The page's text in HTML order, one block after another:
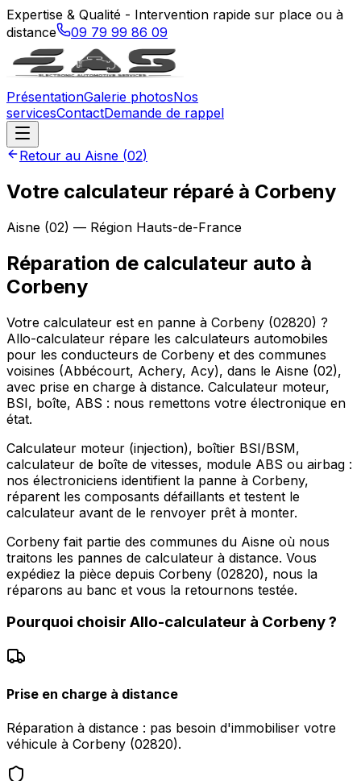
Expertise & Qualité - Intervention rapide sur place ou à
distance
09 79 99 86 09
PrésentationGalerie photosNos
servicesContactDemande de rappel
Retour au Aisne (02)
Votre calculateur réparé à Corbeny
Aisne (02) — Région Hauts-de-France
Réparation de calculateur auto à
Corbeny
Votre calculateur est en panne à Corbeny (02820) ?
Allo-calculateur répare les calculateurs automobiles
pour les conducteurs de Corbeny et des communes
voisines (Abbécourt, Achery, Acy), dans le Aisne (02),
avec prise en charge à distance. Calculateur moteur,
BSI, boîte, ABS : nous remettons votre électronique en
état.
Calculateur moteur (injection), boîtier BSI/BSM,
calculateur de boîte de vitesses, module ABS ou airbag :
nos électroniciens identifient la panne à Corbeny,
réparent les composants défaillants et testent le
calculateur avant de le renvoyer prêt à monter.
Corbeny fait partie des communes du Aisne où nous
traitons les pannes de calculateur à distance. Vous
expédiez la pièce depuis Corbeny (02820), nous la
réparons au banc et vous la retournons testée.
Pourquoi choisir Allo-calculateur à Corbeny?
Prise en charge à distance
Réparation à distance : pas besoin d'immobiliser votre
véhicule à Corbeny (02820).